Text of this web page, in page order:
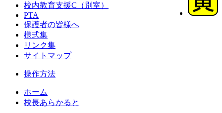
校内教育支援C（別室）
PTA
保護者の皆様へ
様式集
リンク集
サイトマップ
操作方法
ホーム
校長あらかると